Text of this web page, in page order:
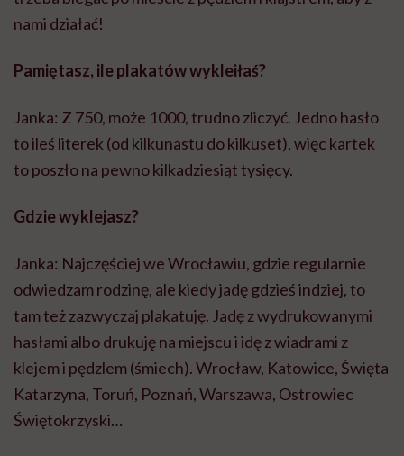
nami działać!
Pamiętasz, ile plakatów wykleiłaś?
Janka: Z 750, może 1000, trudno zliczyć. Jedno hasło
to ileś literek (od kilkunastu do kilkuset), więc kartek
to poszło na pewno kilkadziesiąt tysięcy.
Gdzie wyklejasz?
Janka: Najczęściej we Wrocławiu, gdzie regularnie
odwiedzam rodzinę, ale kiedy jadę gdzieś indziej, to
tam też zazwyczaj plakatuję. Jadę z wydrukowanymi
hasłami albo drukuję na miejscu i idę z wiadrami z
klejem i pędzlem (śmiech). Wrocław, Katowice, Święta
Katarzyna, Toruń, Poznań, Warszawa, Ostrowiec
Świętokrzyski…